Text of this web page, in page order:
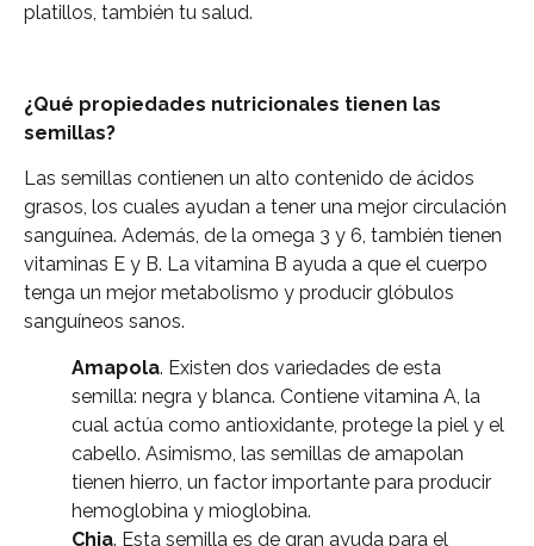
platillos, también tu salud.
¿Qué propiedades nutricionales tienen las
semillas?
Las semillas contienen un alto contenido de ácidos
grasos, los cuales ayudan a tener una mejor circulación
sanguínea. Además, de la omega 3 y 6, también tienen
vitaminas E y B. La vitamina B ayuda a que el cuerpo
tenga un mejor metabolismo y producir glóbulos
sanguíneos sanos.
Amapola. Existen dos variedades de esta
semilla: negra y blanca. Contiene vitamina A, la
cual actúa como antioxidante, protege la piel y el
cabello. Asimismo, las semillas de amapolan
tienen hierro, un factor importante para producir
hemoglobina y mioglobina.
Chia. Esta semilla es de gran ayuda para el